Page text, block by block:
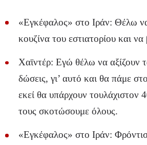
«Εγκέφαλος» στο Ιράν: Θέλω
κουζίνα του εστιατορίου και
Χαϊντέρ: Εγώ θέλω να αξίζουν
δώσεις, γι’ αυτό και θα πάμε
εκεί θα υπάρχουν τουλάχιστον
τους σκοτώσουμε όλους.
«Εγκέφαλος» στο Ιράν: